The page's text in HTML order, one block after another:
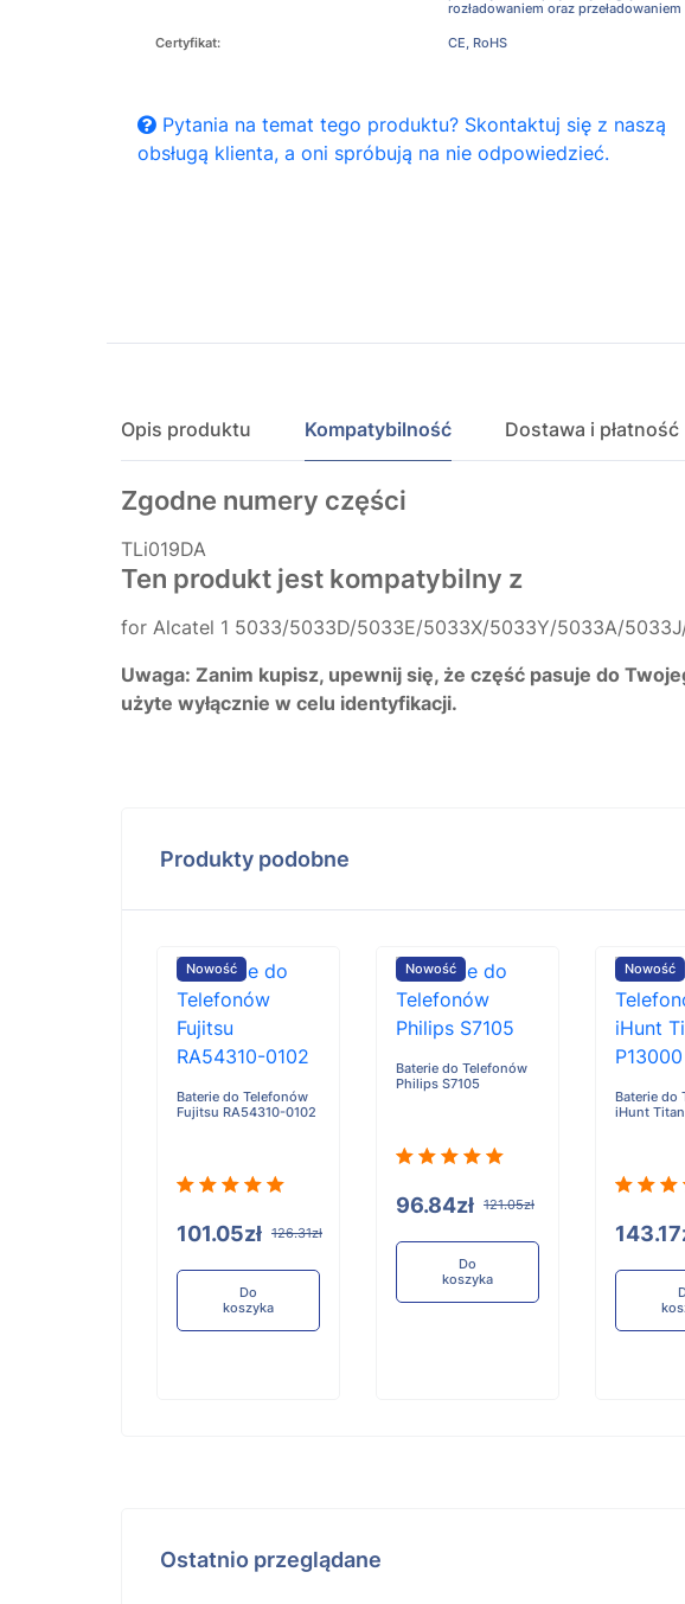
rozładowaniem oraz przeładowaniem
Certyfikat: CE, RoHS
Pytania na temat tego produktu? Skontaktuj się z naszą
obsługą klienta, a oni spróbują na nie odpowiedzieć.
Opis produktu Kompatybilność Dostawa i płatność
Zgodne numery części
TLi019DA
Ten produkt jest kompatybilny z
for Alcatel 1 5033/5033D/5033E/5033X/5033Y/5033A/
Uwaga: Zanim kupisz, upewnij się, że część pasuje do
użyte wyłącznie w celu identyfikacji.
Produkty podobne
Nowość
Baterie do Telefonów
Fujitsu RA54310-0102
101.05zł 126.31zł
Do
koszyka
Nowość
Baterie do Telefonów
Philips S7105
96.84zł 121.05zł
Do
koszyka
Nowość
Baterie do
iHunt
Ostatnio przeglądane